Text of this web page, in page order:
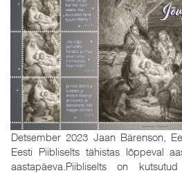
Detsember 2023 Jaan Bärenson,
Eesti Piibliselts tähistas lõppeval
aastapäeva.Piibliselts on